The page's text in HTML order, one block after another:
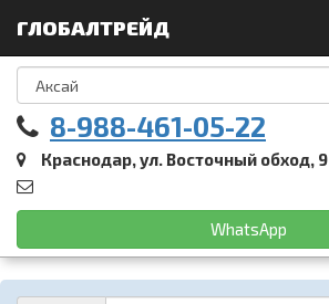
ГЛОБАЛТРЕЙД
8-988-461-05-22
Краснодар, ул. Восточный обход, 9
WhatsApp